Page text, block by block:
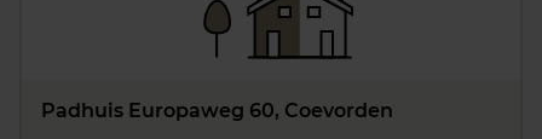
Padhuis Europaweg 60, Coevorden